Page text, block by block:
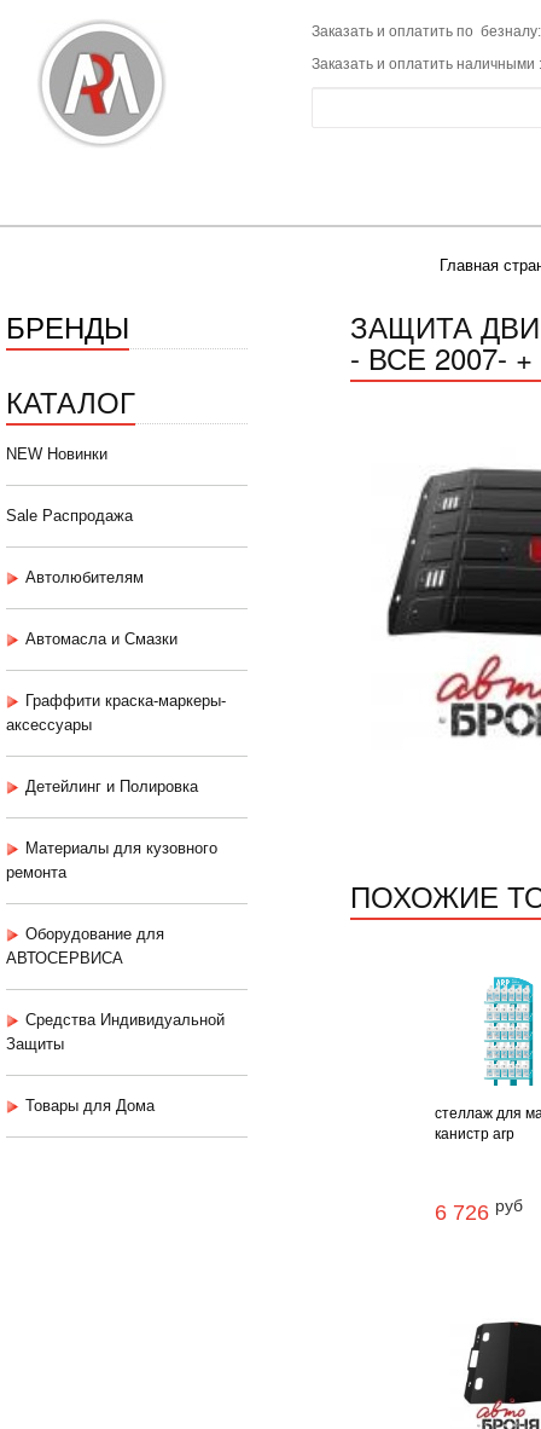
Заказать и оплатить по
Заказать и оплатить наличными
Главная
БРЕНДЫ
КАТАЛОГ
NEW Новинки
Sale Распродажа
Автолюбителям
Автомасла и Смазки
Граффити краска-маркеры-
аксессуары
Детейлинг и Полировка
Материалы для кузовного
ремонта
Оборудование для
АВТОСЕРВИСА
Средства Индивидуальной
Защиты
Товары для Дома
ЗАЩИТА
- ВСЕ 2007-
ПОХОЖИЕ
стеллаж для
канистр arp
6 726 руб